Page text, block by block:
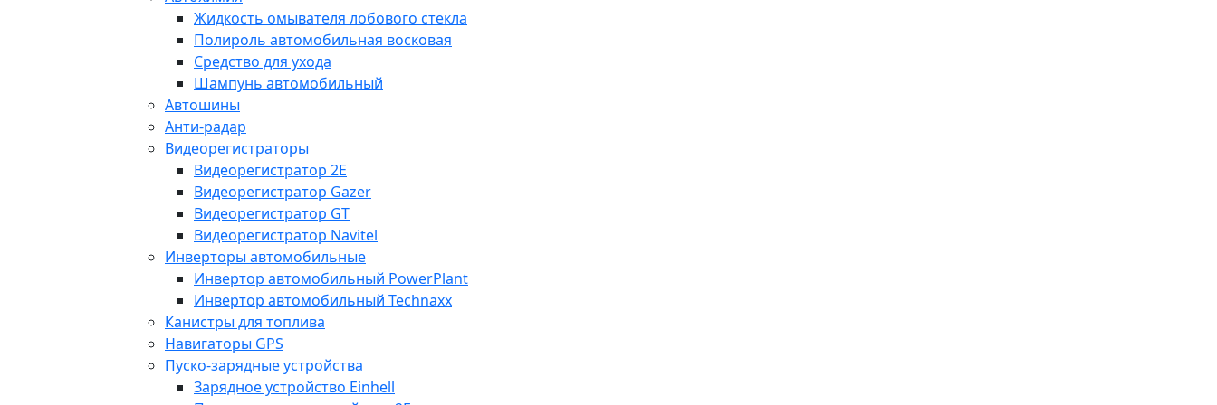
Жидкость омывателя лобового стекла
Полироль автомобильная восковая
Средство для ухода
Шампунь автомобильный
Автошины
Анти-радар
Видеорегистраторы
Видеорегистратор 2E
Видеорегистратор Gazer
Видеорегистратор GT
Видеорегистратор Navitel
Инверторы автомобильные
Инвертор автомобильный PowerPlant
Инвертор автомобильный Technaxx
Канистры для топлива
Навигаторы GPS
Пуско-зарядные устройства
Зарядное устройство Einhell